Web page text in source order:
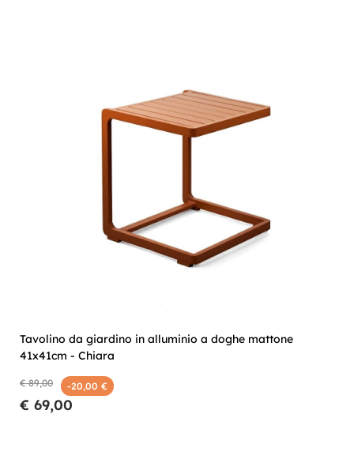
Tavolino da giardino in alluminio a doghe mattone
41x41cm - Chiara
€ 89,00 -20,00 €
€ 69,00